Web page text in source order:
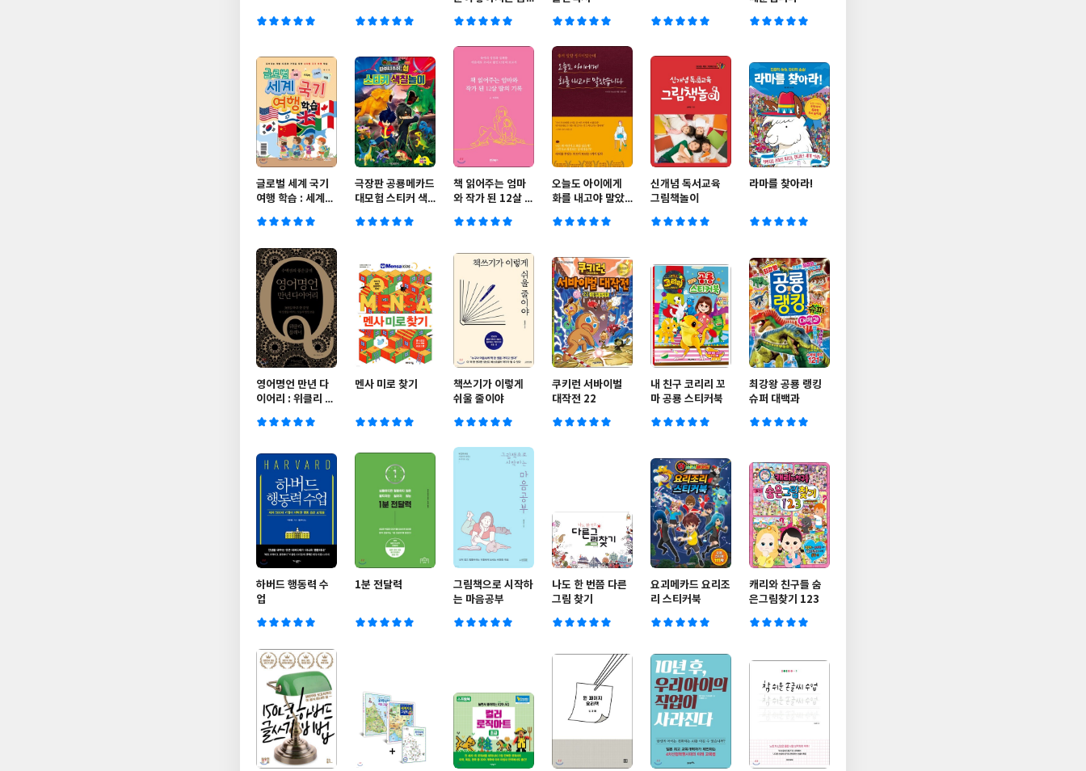
글로벌 세계 국기
여행 학습 : 세계지
리기/색칠
극장판 공룡메카드
대모험 스티커 색
책 읽어주는 엄마
와 작가 된 12살 딸
오늘도 아이에게
화를 내고야 말았
신개념 독서교육
그림책놀이
라마를 찾아라!
영어명언 만년 다
이어리 : 위클리 플
멘사 미로 찾기
책쓰기가 이렇게
쉬울 줄이야
쿠키런 서바이벌
대작전 22
내 친구 코리리 꼬
마 공룡 스티커북
최강왕 공룡 랭킹
슈퍼 대백과
하버드 행동력 수
업
1분 전달력
그림책으로 시작하
는 마음공부
나도 한 번쯤 다른
그림 찾기
요괴메카드 요리조
리 스티커북
캐리와 친구들 숨
은그림찾기 123